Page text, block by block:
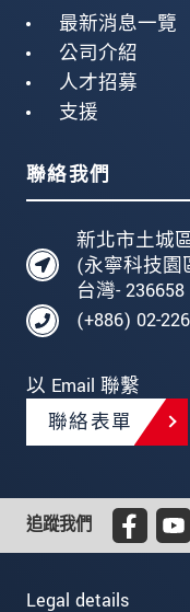
最新消息一覽
公司介紹
人才招募
支援
聯絡我們
新北市土城
(永寧科技園
台灣-
(+886) 02-
以 Email 聯繫
聯絡表單
追蹤我們
Legal details